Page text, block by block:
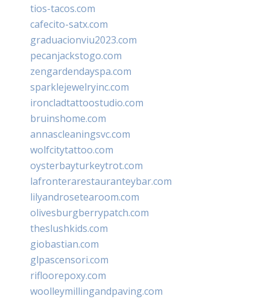
tios-tacos.com
cafecito-satx.com
graduacionviu2023.com
pecanjackstogo.com
zengardendayspa.com
sparklejewelryinc.com
ironcladtattoostudio.com
bruinshome.com
annascleaningsvc.com
wolfcitytattoo.com
oysterbayturkeytrot.com
lafronterarestauranteybar.com
lilyandrosetearoom.com
olivesburgberrypatch.com
theslushkids.com
giobastian.com
glpascensori.com
rifloorepoxy.com
woolleymillingandpaving.com